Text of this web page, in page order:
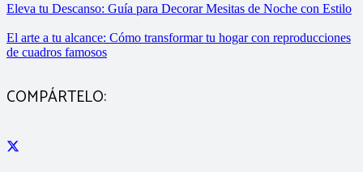
Eleva tu Descanso: Guía para Decorar Mesitas de Noche con Estilo
El arte a tu alcance: Cómo transformar tu hogar con reproducciones
de cuadros famosos
COMPÁRTELO: